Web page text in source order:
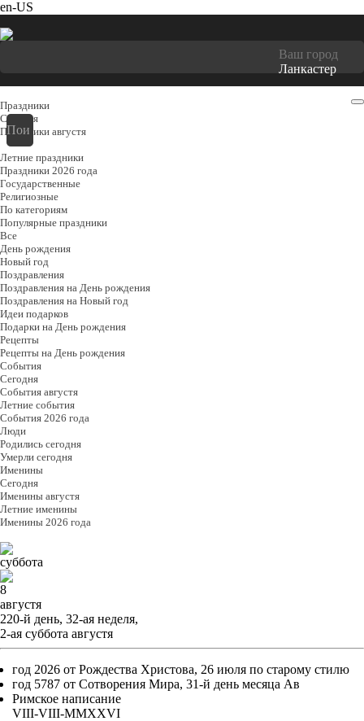
en-US
Ваш город
Ланкастер
Праздники
Cегодня
Праздники августя
Летние праздники
Праздники 2026 года
Государственные
Религиозные
По категориям
Популярные праздники
Все
День рождения
Новый год
Поздравления
Поздравления на День рождения
Поздравления на Новый год
Идеи подарков
Подарки на День рождения
Рецепты
Рецепты на День рождения
События
Cегодня
События августя
Летние события
События 2026 года
Люди
Родились сегодня
Умерли сегодня
Именины
Cегодня
Именины августя
Летние именины
Именины 2026 года
суббота
8
августя
220-й день, 32-ая неделя,
2-ая суббота августя
год 2026 от Рождества Христова, 26 июля по старому стилю
год 5787 от Сотворения Мира, 31-й день месяца Ав
Римское написание
VIII-VIII-MMXXVI